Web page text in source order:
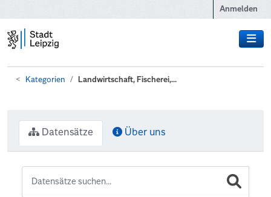
Anmelden
Kategorien Landwirtschaft, Fischerei,...
Datensätze Über uns